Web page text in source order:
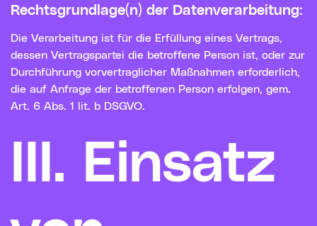
Rechtsgrundlage(n) der Datenverarbeitung:
Die Verarbeitung ist für die Erfüllung eines Vertrags,
dessen Vertragspartei die betroffene Person ist, oder zur
Durchführung vorvertraglicher Maßnahmen erforderlich,
die auf Anfrage der betroffenen Person erfolgen, gem.
Art. 6 Abs. 1 lit. b DSGVO.
III. Einsatz